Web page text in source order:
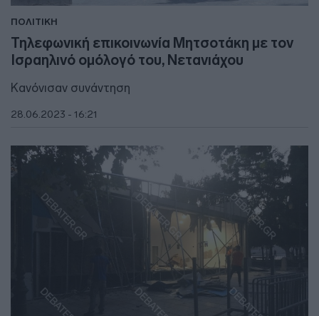
ΠΟΛΙΤΙΚΗ
Τηλεφωνική επικοινωνία Μητσοτάκη με τον
Ισραηλινό ομόλογό του, Νετανιάχου
Κανόνισαν συνάντηση
28.06.2023 - 16:21